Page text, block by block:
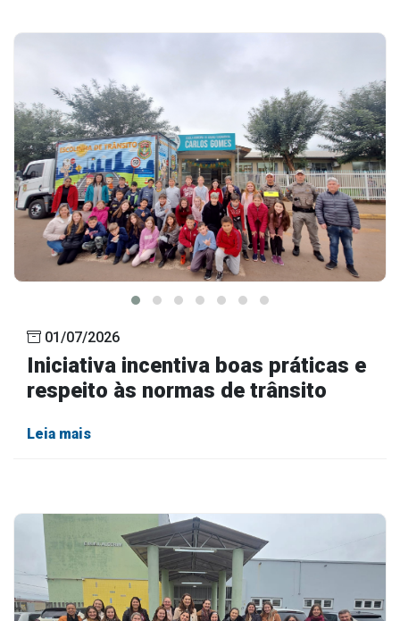
01/07/2026
Iniciativa incentiva boas práticas e
respeito às normas de trânsito
Leia mais